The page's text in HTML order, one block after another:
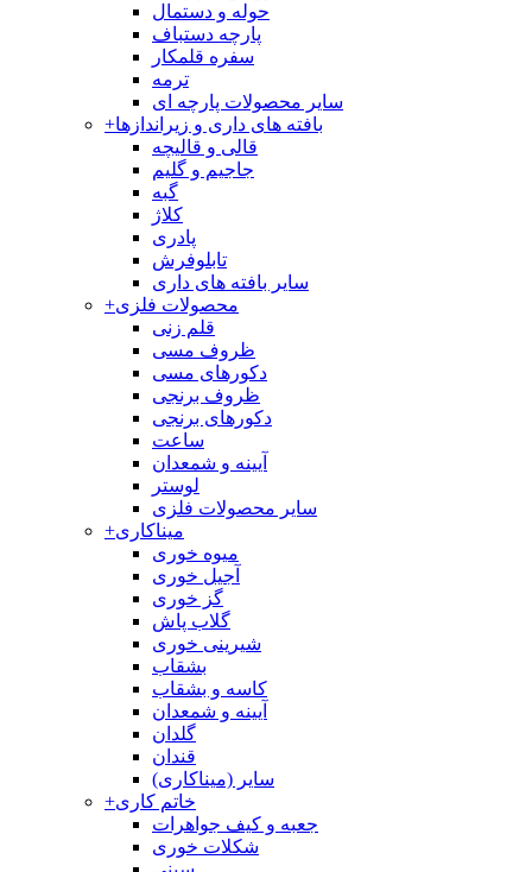
حوله و دستمال
پارچه دستباف
سفره قلمکار
ترمه
سایر محصولات پارچه ای
+بافته های داری و زیراندازها
قالی و قالیچه
جاجیم و گلیم
گبه
کلاژ
پادری
تابلوفرش
سایر بافته های داری
+محصولات فلزی
قلم زنی
ظروف مسی
دکورهای مسی
ظروف برنجی
دکورهای برنجی
ساعت
آیینه و شمعدان
لوستر
سایر محصولات فلزی
+میناکاری
میوه خوری
آجیل خوری
گز خوری
گلاب پاش
شیرینی خوری
بشقاب
کاسه و بشقاب
آیینه و شمعدان
گلدان
قندان
سایر (میناکاری)
+خاتم کاری
جعبه و کیف جواهرات
شکلات خوری